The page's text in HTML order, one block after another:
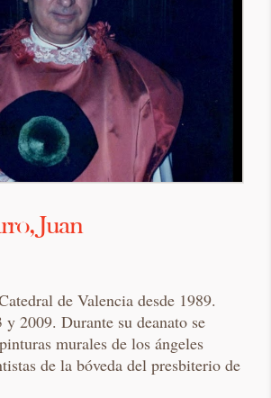
Juan
de Valencia desde 1989.
y 2009. Durante su deanato se
murales de los ángeles
de la bóveda del presbiterio de